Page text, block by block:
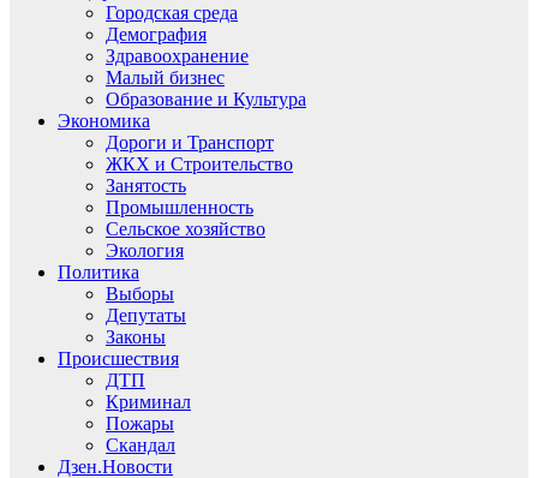
Городская среда
Демография
Здравоохранение
Малый бизнес
Образование и Культура
Экономика
Дороги и Транспорт
ЖКХ и Строительство
Занятость
Промышленность
Сельское хозяйство
Экология
Политика
Выборы
Депутаты
Законы
Происшествия
ДТП
Криминал
Пожары
Скандал
Дзен.Новости